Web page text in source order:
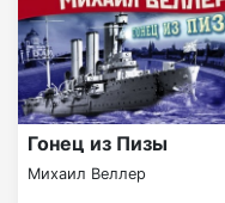
Гонец из Пизы
Михаил Веллер